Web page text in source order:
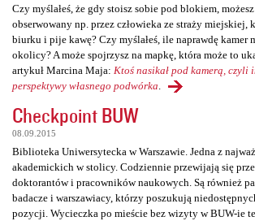
Czy myślałeś, że gdy stoisz sobie pod blokiem,
obserwowany np. przez człowieka ze straży miejskiej,
biurku i pije kawę? Czy myślałeś, ile naprawdę kamer
okolicy? A może spojrzysz na mapkę, która może to
artykuł Marcina Maja: Ktoś nasikał pod kamerą,
perspektywy własnego podwórka
Checkpoint BUW
08.09.2015
Biblioteka Uniwersytecka w Warszawie. Jedna z
akademickich w stolicy. Codziennie przewijają się
doktorantów i pracowników naukowych. Są również
badacze i warszawiacy, którzy poszukują
pozycji. Wycieczka po mieście bez wizyty w BUW-ie